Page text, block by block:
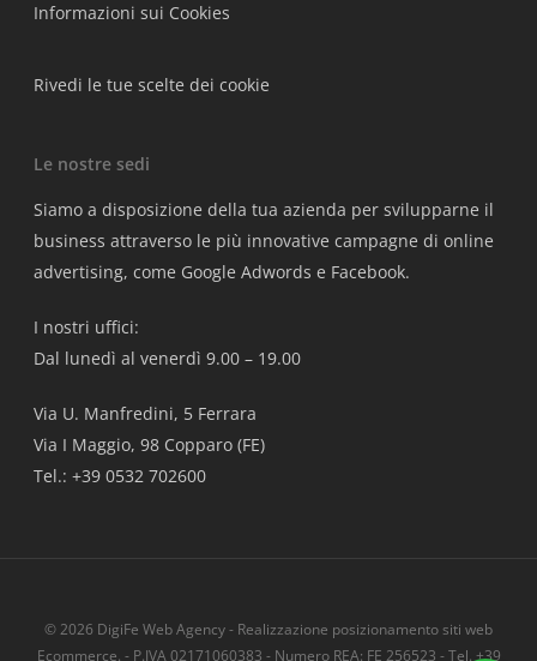
Informazioni sui Cookies
Rivedi le tue scelte dei cookie
Le nostre sedi
Siamo a disposizione della tua azienda per svilupparne il
business attraverso le più innovative campagne di online
advertising, come Google Adwords e Facebook.
I nostri uffici:
Dal lunedì al venerdì 9.00 – 19.00
Via U. Manfredini, 5 Ferrara
Via I Maggio, 98 Copparo (FE)
Tel.: +39 0532 702600
© 2026 DigiFe Web Agency - Realizzazione posizionamento siti web
Ecommerce. - P.IVA 02171060383 - Numero REA: FE 256523 - Tel. +39